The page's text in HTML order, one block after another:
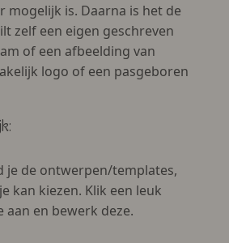
mogelijk is. Daarna is het de
zelf een eigen geschreven
of een afbeelding van
logo of een pasgeboren
je de ontwerpen/templates,
kan kiezen. Klik een leuk
aan en bewerk deze.